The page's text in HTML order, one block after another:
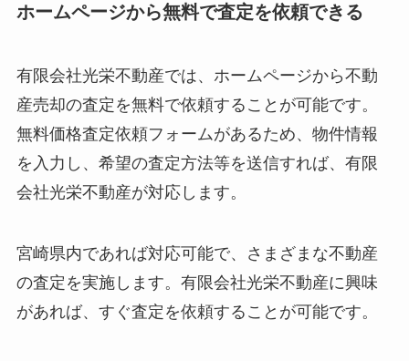
ホームページから無料で査定を依頼できる
有限会社光栄不動産では、ホームページから不動
産売却の査定を無料で依頼することが可能です。
無料価格査定依頼フォームがあるため、物件情報
を入力し、希望の査定方法等を送信すれば、有限
会社光栄不動産が対応します。
宮崎県内であれば対応可能で、さまざまな不動産
の査定を実施します。有限会社光栄不動産に興味
があれば、すぐ査定を依頼することが可能です。